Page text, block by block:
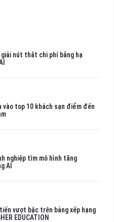
nút thắt chi phí bằng hạ
vào top 10 khách sạn điểm đến
nghiệp tìm mô hình tăng
AI
vượt bậc trên bảng xếp hạng
EDUCATION